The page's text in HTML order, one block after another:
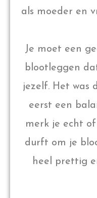
als moeder en
Je moet een
blootleggen
jezelf. Het was
eerst een
merk je echt
durft om je
heel prettig